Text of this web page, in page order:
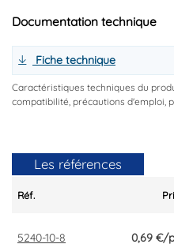
Documentation technique
Fiche technique
Caractéristiques techniques du
compatibilité, précautions d'emploi,
Les références
Réf.
5240-10-8 0,69 €/